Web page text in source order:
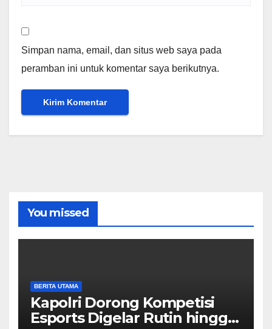
Simpan nama, email, dan situs web saya pada
peramban ini untuk komentar saya berikutnya.
You missed
BERITA UTAMA
Kapolri Dorong Kompetisi
Esports Digelar Rutin hingga